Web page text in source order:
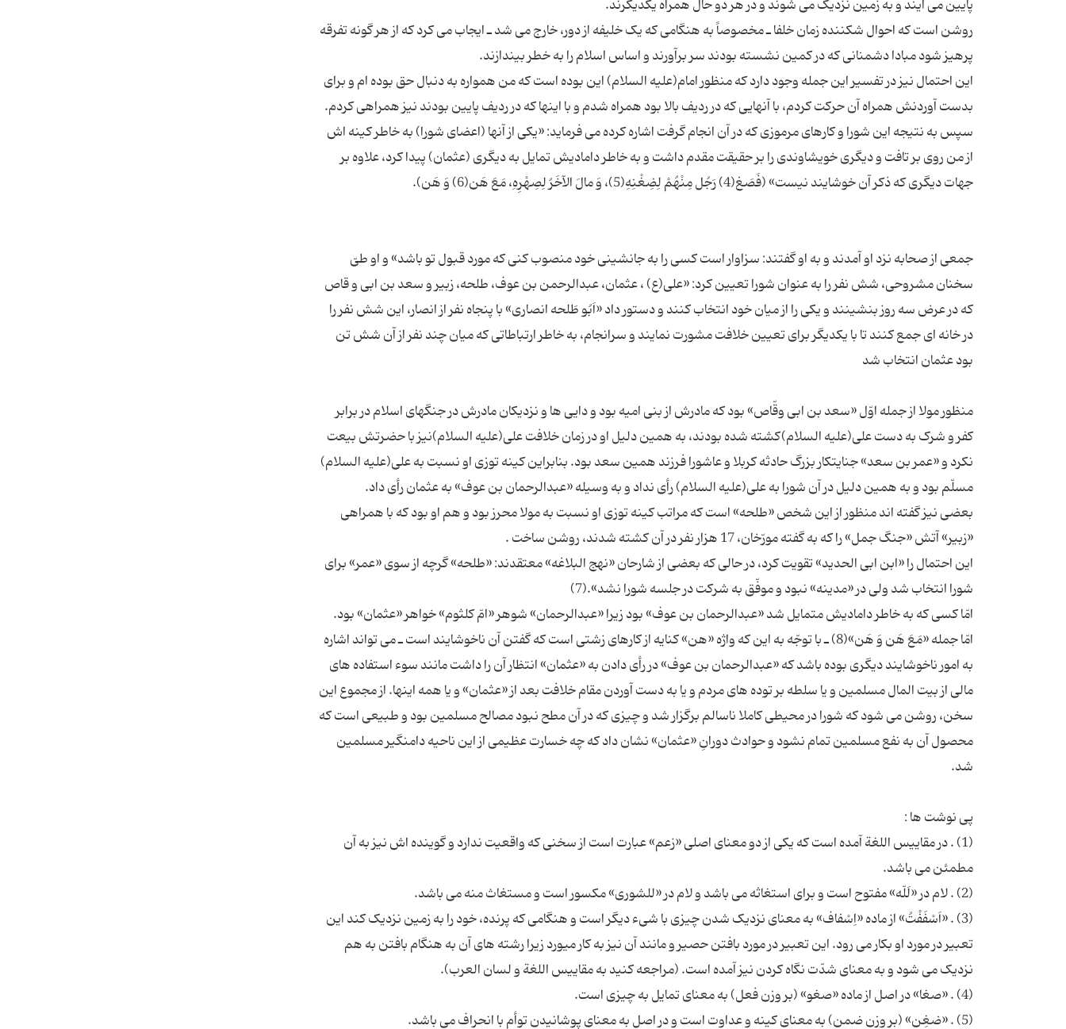
روشن است که احوال شکننده زمان خلفا ـ مخصوصاً به هنگامى که یک خلیفه از دور، خارج مى شد ـ ایجاب مى کرد که از هر گونه تفرقه
این احتمال نیز در تفسیر این جمله وجود دارد که منظور امام(علیه السلام) این بوده است که من همواره به دنبال حق بوده ام و براى
سپس به نتیجه این شورا و کارهاى مرموزى که در آن انجام گرفت اشاره کرده مى فرماید: «یکى از آنها (اعضاى شورا) به خاطر کینه اش
از من روى بر تافت و دیگرى خویشاوندى را بر حقیقت مقدم داشت و به خاطر دامادیش تمایل به دیگرى (عثمان) پیدا کرد، علاوه بر
جمعى از صحابه نزد او آمدند و به او گفتند: سزاوار است کسى را به جانشینى خود منصوب کنى که مورد قبول تو باشد» و او طىّ
سخنان مشروحى، شش نفر را به عنوان شورا تعیین کرد: «على(ع) ، عثمان، عبدالرحمن بن عوف، طلحه، زبیر و سعد بن ابى و قاص
که در عرض سه روز بنشینند و یکى را از میان خود انتخاب کنند و دستور داد «اَبُو طَلحه انصارى» با پنجاه نفر از انصار، این شش نفر را
در خانه اى جمع کنند تا با یکدیگر براى تعیین خلافت مشورت نمایند و سرانجام، به خاطر ارتباطاتى که میان چند نفر از آن شش تن
منظور مولا از جمله اوّل «سعد بن ابى وقّاص» بود که مادرش از بنى امیه بود و دایی ها و نزدیکان مادرش در جنگهاى اسلام در برابر
کفر و شرک به دست على(علیه السلام)کشته شده بودند، به همین دلیل او در زمان خلافت على(علیه السلام)نیز با حضرتش بیعت
نکرد و «عمر بن سعد» جنایتکار بزرگ حادثه کربلا و عاشورا فرزند همین سعد بود. بنابراین کینه توزى او نسبت به على(علیه السلام)
بعضى نیز گفته اند منظور از این شخص «طلحه» است که مراتب کینه توزى او نسبت به مولا محرز بود و هم او بود که با همراهى
این احتمال را «ابن ابى الحدید» تقویت کرد، در حالى که بعضى از شارحان «نهج البلاغه» معتقدند: «طلحه» گرچه از سوى «عمر» براى
امّا جمله «مَعَ هَن وَ هَن»(8) ـ با توجّه به این که واژه «هن» کنایه از کارهاى زشتى است که گفتن آن ناخوشایند است ـ مى تواند اشاره
به امور ناخوشایند دیگرى بوده باشد که «عبدالرحمان بن عوف» در رأى دادن به «عثمان» انتظار آن را داشت مانند سوء استفاده هاى
مالى از بیت المال مسلمین و یا سلطه بر توده هاى مردم و یا به دست آوردن مقام خلافت بعد از «عثمان» و یا همه اینها. از مجموع این
سخن، روشن مى شود که شورا در محیطى کاملا ناسالم برگزار شد و چیزى که در آن مطح نبود مصالح مسلمین بود و طبیعى است که
محصول آن به نفع مسلمین تمام نشود و حوادث دورانِ «عثمان» نشان داد که چه خسارت عظیمى از این ناحیه دامنگیر مسلمین
(1) . در مقاییس اللغة آمده است که یکى از دو معناى اصلى «زعم» عبارت است از سخنى که واقعیت ندارد و گوینده اش نیز به آن
(3) . «اَسْفَفْتُ» از ماده «اِسْفاف» به معناى نزدیک شدن چیزى با شىء دیگر است و هنگامى که پرنده، خود را به زمین نزدیک کند این
تعبیر در مورد او بکار مى رود. این تعبیر در مورد بافتن حصیر و مانند آن نیز به کار مىورد زیرا رشته هاى آن به هنگام بافتن به هم